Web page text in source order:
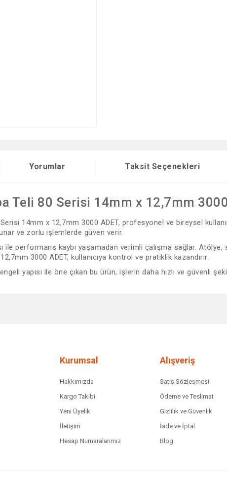
Yorumlar Taksit Seçenekleri
Teli 80 Serisi 14mm x 12,7mm
14mm x 12,7mm 3000 ADET, profesyonel ve bireysel
ve zorlu işlemlerde güven verir.
ile performans kaybı yaşamadan verimli çalışma sağlar.
3000 ADET, kullanıcıya kontrol ve pratiklik kazandırır.
yapısı ile öne çıkan bu ürün, işlerin daha hızlı ve güvenli
alternatifler olmalı.
Kurumsal
Hakkımızda
Kargo Takibi
Yeni Üyelik
İletişim
Hesap Numaralarımız
Alışveriş
Satış Sözleşmesi
Ödeme ve Teslimat
Gizlilik ve Güvenlik
İade ve İptal
Blog